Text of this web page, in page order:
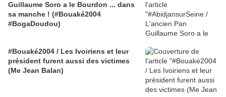
Guillaume Soro a le Bourdon ... dans
sa manche ! (#Bouaké2004
#BogaDoudou)
#Bouaké2004 / Les Ivoiriens et leur
président furent aussi des victimes
(Me Jean Balan)